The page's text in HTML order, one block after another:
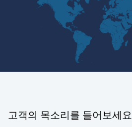
고객의 목소리를 들어보세요